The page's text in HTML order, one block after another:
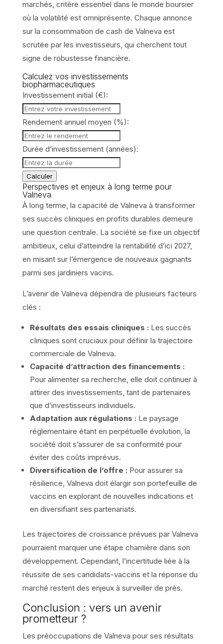
marchés, critère essentiel dans le monde boursier
où la volatilité est omniprésente. Chaque annonce
sur la consommation de cash de Valneva est
scrutée par les investisseurs, qui cherchent tout
signe de robustesse financière.
Calculez vos investissements
biopharmaceutiques
Investissement initial (€):
Rendement annuel moyen (%):
Durée d’investissement (années):
Calculer
Perspectives et enjeux à long terme pour
Valneva
À long terme, la capacité de Valneva à transformer
ses succès cliniques en profits durables demeure
une question centrale. La société se fixe un objectif
ambitieux, celui d’atteindre la rentabilité d’ici 2027,
en misant sur l’émergence de nouveaux gagnants
parmi ses jardiniers vacins.
L’avenir de Valneva dépendra de plusieurs facteurs
clés :
Résultats des essais cliniques : Les succès
cliniques sont cruciaux pour définir la trajectoire
commerciale de Valneva.
Capacité d’attraction des financements :
Pour alimenter sa recherche, elle doit continuer à
attirer des investissements, tant de partenaires
que d’investisseurs individuels.
Adaptation aux régulations : Le paysage
réglementaire étant en perpétuelle évolution, la
société doit s’assurer de sa conformité pour
éviter des coûts imprévus.
Diversification de l’offre : Pour assurer sa
résilience, Valneva doit élargir son portefeuille de
vaccins en explorant de nouvelles indications et
en diversifiant ses partenariats.
Les trajectoires de croissance prévues par Valneva
pourraient marquer une étape charnière dans son
développement. Cependant, l’incertitude liée à la
réussite de ses candidats-vaccins et la réponse du
marché restent des enjeux à surveiller de près.
Conclusion : vers un avenir
prometteur ?
Les préoccupations de Valneva pour ses résultats